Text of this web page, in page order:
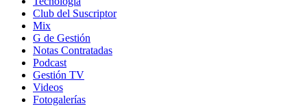
Club del Suscriptor
Mix
G de Gestión
Notas Contratadas
Podcast
Gestión TV
Videos
Fotogalerías